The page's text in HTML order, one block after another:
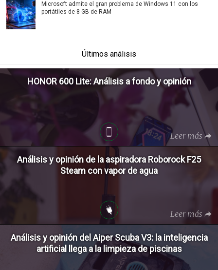
Microsoft admite el gran problema de Windows 11 con los
portátiles de 8 GB de RAM
Últimos análisis
HONOR 600 Lite: Análisis a fondo y opinión
Leer más
Análisis y opinión de la aspiradora Roborock F25
Steam con vapor de agua
Leer más
Análisis y opinión del Aiper Scuba V3: la inteligencia
artificial llega a la limpieza de piscinas